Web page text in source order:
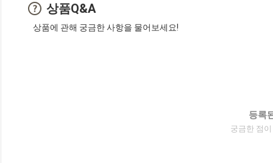
상품Q&A
상품에 관해 궁금한 사항을 물어보세요!
등록
궁금한 점